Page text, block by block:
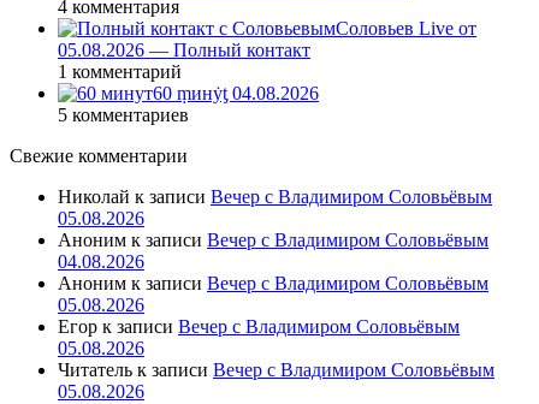
4 комментария
Соловьев Live от
05.08.2026 — Полный контакт
1 комментарий
60 ṃинẏƫ 04.08.2026
5 комментариев
Свежие комментарии
Николай к записи Вечер с Владимиром Соловьёвым
05.08.2026
Аноним к записи Вечер с Владимиром Соловьёвым
04.08.2026
Аноним к записи Вечер с Владимиром Соловьёвым
05.08.2026
Егор к записи Вечер с Владимиром Соловьёвым
05.08.2026
Читатель к записи Вечер с Владимиром Соловьёвым
05.08.2026